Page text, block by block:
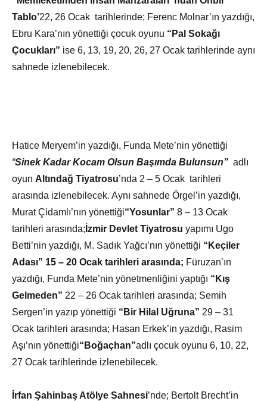
Tablo’22, 26 Ocak tarihlerinde; Ferenc Molnar’ın yazdığı,
Ebru Kara’nın yönettiği çocuk oyunu “Pal Sokağı
Çocukları” ise 6, 13, 19, 20, 26, 27 Ocak tarihlerinde aynı
sahnede izlenebilecek.
Hatice Meryem’in yazdığı, Funda Mete’nin yönettiği
“Sinek Kadar Kocam Olsun Başımda Bulunsun” adlı
oyun Altındağ Tiyatrosu’nda 2 – 5 Ocak tarihleri
arasında izlenebilecek. Aynı sahnede Örgel’in yazdığı,
Murat Çidamlı’nın yönettiği“Yosunlar” 8 – 13 Ocak
tarihleri arasında; İzmir Devlet Tiyatrosu yapımı Ugo
Betti’nin yazdığı, M. Sadık Yağcı’nın yönettiği “Keçiler
Adası” 15 – 20 Ocak tarihleri arasında; Füruzan’ın
yazdığı, Funda Mete’nin yönetmenliğini yaptığı “Kış
Gelmeden” 22 – 26 Ocak tarihleri arasında; Semih
Sergen’in yazıp yönettiği “Bir Hilal Uğruna” 29 – 31
Ocak tarihleri arasında; Hasan Erkek’in yazdığı, Rasim
Aşı’nın yönettiği“Boğaçhan”adlı çocuk oyunu 6, 10, 22,
27 Ocak tarihlerinde izlenebilecek.
İrfan Şahinbaş Atölye Sahnesi’nde; Bertolt Brecht’in